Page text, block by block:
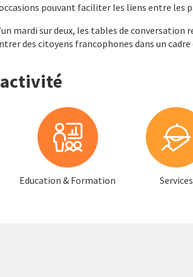
pouvant faciliter les liens entre les
mardi sur deux, les tables de
des citoyens francophones dans un cadre
Education & Formation Services